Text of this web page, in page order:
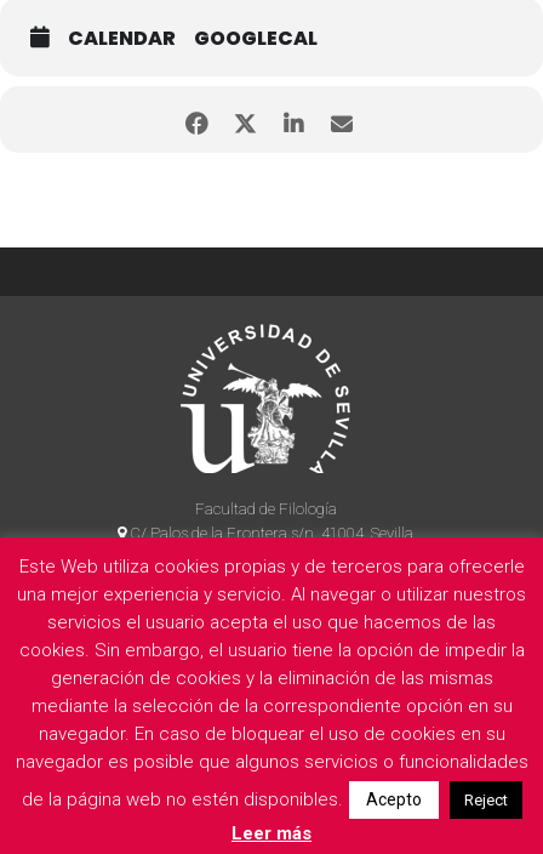
CALENDAR GOOGLECAL
Facultad de Filología
C/ Palos de la Frontera s/n, 41004, Sevilla
954 55 14 90
La Facultad Información legal Politica de privacidad Cookies
E
Este Web utiliza cookies propias y de terceros para ofrecerle
una mejor experiencia y servicio. Al navegar o utilizar nuestros
servicios el usuario acepta el uso que hacemos de las
cookies. Sin embargo, el usuario tiene la opción de impedir la
generación de cookies y la eliminación de las mismas
mediante la selección de la correspondiente opción en su
navegador. En caso de bloquear el uso de cookies en su
navegador es posible que algunos servicios o funcionalidades
de la página web no estén disponibles.
Acepto Reject
Leer más